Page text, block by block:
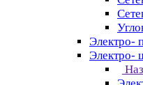
Электро-
Электро-